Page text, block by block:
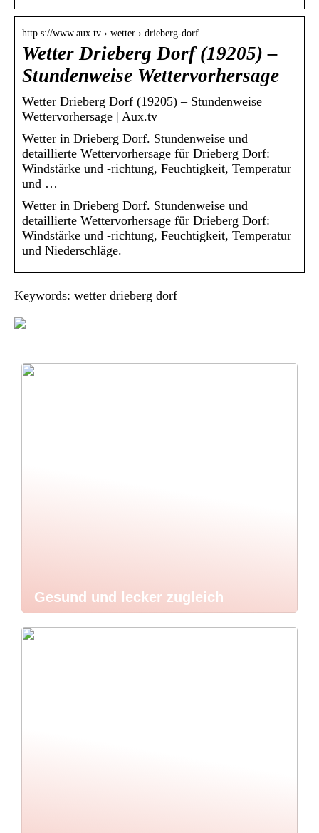
http s://www.aux.tv › wetter › drieberg-dorf
Wetter Drieberg Dorf (19205) –
Stundenweise Wettervorhersage
Wetter Drieberg Dorf (19205) – Stundenweise
Wettervorhersage | Aux.tv
Wetter in Drieberg Dorf. Stundenweise und
detaillierte Wettervorhersage für Drieberg Dorf:
Windstärke und -richtung, Feuchtigkeit, Temperatur
und …
Wetter in Drieberg Dorf. Stundenweise und
detaillierte Wettervorhersage für Drieberg Dorf:
Windstärke und -richtung, Feuchtigkeit, Temperatur
und Niederschläge.
Keywords: wetter drieberg dorf
Gesund und lecker zugleich